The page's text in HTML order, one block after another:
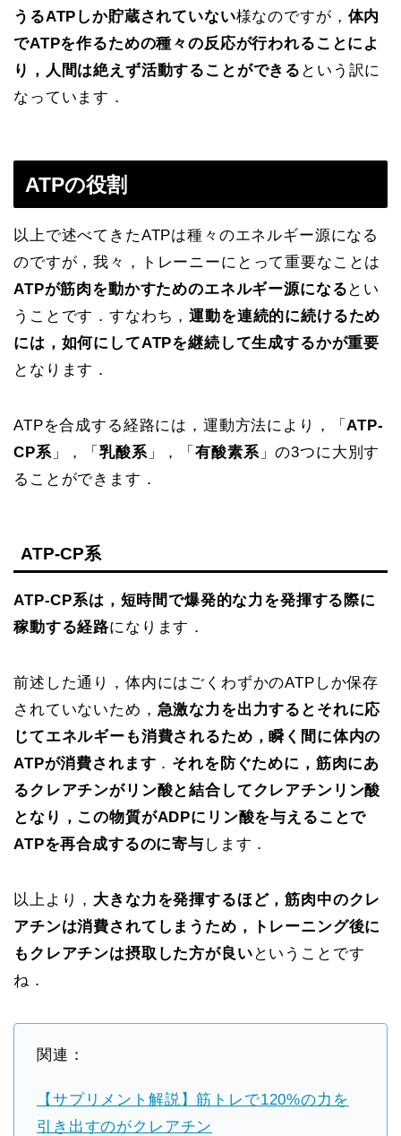
うるATPしか貯蔵されていない様なのですが， 体内
でATPを作るための種々の反応が行われることによ
り，人間は絶えず活動することができる という訳に
なっています．
ATPの役割
以上で述べてきたATPは種々のエネルギー源になる
のですが，我々，トレーニーにとって重要なことは
ATPが筋肉を動かすためのエネルギー源になる とい
うことです．すなわち，運動を連続的に続けるため
には，如何にしてATPを継続して生成するかが重要
となります．
ATPを合成する経路には，運動方法により，「 ATP-
CP系 」，「乳酸系 」，「有酸素系 」の3つに大別す
ることができます．
ATP-CP系
ATP-CP系は，短時間で爆発的な力を発揮する際に
稼動する経路になります．
前述した通り，体内にはごくわずかのATPしか保存
されていないため， 急激な力を出力するとそれに応
じてエネルギーも消費されるため，瞬く間に体内の
ATPが消費されます ． それを防ぐために，筋肉にあ
るクレアチンがリン酸と結合してクレアチンリン酸
となり，この物質がADPにリン酸を与えることで
ATPを再合成するのに寄与 します．
以上より， 大きな力を発揮するほど，筋肉中のクレ
アチンは消費されてしまうため，トレーニング後に
もクレアチンは摂取した方が良い ということです
ね．
関連：
【サプリメント解説】筋トレで120%の力を
引き出すのがクレアチン